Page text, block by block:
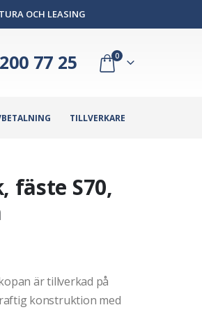
OCH LEASING
77 25 0
TILLVERKARE
fäste S70,
är tillverkad på
konstruktion med